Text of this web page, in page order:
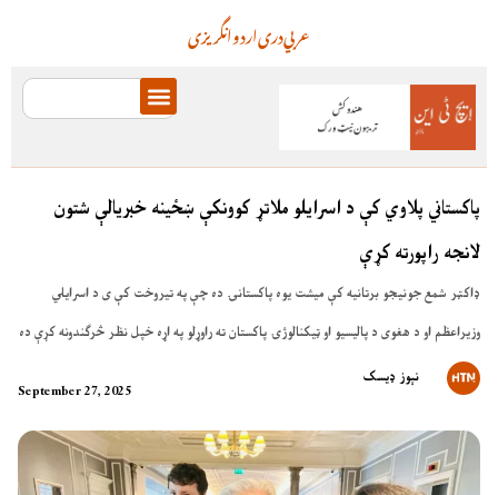
انگریزیاردودریعربي
پاکستاني پلاوي کې د اسرایلو ملاتړ کوونکې ښځینه خبریالې شتون
لانجه راپورته کړې
ډاکټر شمع جونیجو برتانیه کې میشت یوه پاکستانۍ ده چې په تیروخت کې ی د اسرایلي
وزیراعظم او د هغوی د پالیسیو او ټیکنالوژۍ پاکستان ته راوړلو په اړه خپل نظر څرګندونه کړې ده
September 27, 2025
نېوز ډیسک